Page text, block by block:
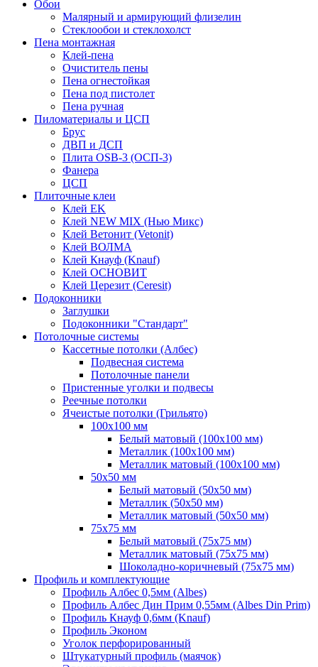
Обои
Малярный и армирующий флизелин
Стеклообои и стеклохолст
Пена монтажная
Клей-пена
Очиститель пены
Пена огнестойкая
Пена под пистолет
Пена ручная
Пиломатериалы и ЦСП
Брус
ДВП и ДСП
Плита OSB-3 (ОСП-3)
Фанера
ЦСП
Плиточные клеи
Клей EK
Клей NEW MIX (Нью Микс)
Клей Ветонит (Vetonit)
Клей ВОЛМА
Клей Кнауф (Knauf)
Клей ОСНОВИТ
Клей Церезит (Ceresit)
Подоконники
Заглушки
Подоконники "Стандарт"
Потолочные системы
Кассетные потолки (Албес)
Подвесная система
Потолочные панели
Пристенные уголки и подвесы
Реечные потолки
Ячеистые потолки (Грильято)
100х100 мм
Белый матовый (100х100 мм)
Металлик (100х100 мм)
Металлик матовый (100х100 мм)
50х50 мм
Белый матовый (50х50 мм)
Металлик (50х50 мм)
Металлик матовый (50х50 мм)
75х75 мм
Белый матовый (75х75 мм)
Металлик матовый (75х75 мм)
Шоколадно-коричневый (75х75 мм)
Профиль и комплектующие
Профиль Албес 0,5мм (Albes)
Профиль Албес Дин Прим 0,55мм (Albes Din Prim)
Профиль Кнауф 0,6мм (Knauf)
Профиль Эконом
Уголок перфорированный
Штукатурный профиль (маячок)